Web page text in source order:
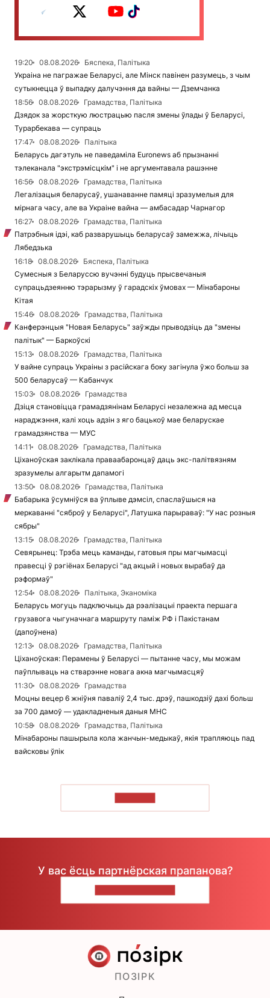
19:20 08.08.2026
Бяспека, Палітыка
Украіна не пагражае Беларусі, але Мінск павінен разумець, з чым
сутыкнецца ў выпадку далучэння да вайны — Дземчанка
18:56
08.08.2026
Грамадства, Палітыка
Дзядок за жорсткую люстрацыю пасля змены ўлады ў Беларусі,
Турарбекава — супраць
17:47
08.08.2026
Палітыка
Беларусь дагэтуль не паведаміла Euronews аб прызнанні
тэлеканала "экстрэмісцкім" і не аргументавала рашэнне
16:56
08.08.2026
Грамадства, Палітыка
Легалізацыя беларусаў, ушанаванне памяці зразумелыя для
мірнага часу, але ва Украіне вайна — амбасадар Чарнагор
16:27
08.08.2026
Грамадства, Палітыка
Патрэбныя ідэі, каб разварушыць беларусаў замежжа, лічыць
Лябедзька
16:18
08.08.2026
Бяспека, Палітыка
Сумесныя з Беларуссю вучэнні будуць прысвечаныя
супрацьдзеянню тэрарызму ў гарадскіх ўмовах — Мінабароны
Кітая
15:46
08.08.2026
Грамадства, Палітыка
Канферэнцыя "Новая Беларусь" заўжды прыводзіць да "змены
палітык" — Баркоўскі
15:13
08.08.2026
Грамадства, Палітыка
У вайне супраць Украіны з расійскага боку загінула ўжо больш за
500 беларусаў — Кабанчук
15:03
08.08.2026
Грамадства
Дзіця становіцца грамадзянінам Беларусі незалежна ад месца
нараджэння, калі хоць адзін з яго бацькоў мае беларускае
грамадзянства — МУС
14:11
08.08.2026
Грамадства, Палітыка
Ціханоўская заклікала праваабаронцаў даць экс-палітвязням
зразумелы алгарытм дапамогі
13:50
08.08.2026
Грамадства, Палітыка
Бабарыка ўсумніўся ва ўплыве дэмсіл, спаслаўшыся на
меркаванні "сяброў у Беларусі", Латушка парыраваў: "У нас розныя
сябры"
13:15
08.08.2026
Грамадства, Палітыка
Севярынец: Трэба мець каманды, гатовыя пры магчымасці
правесці ў рэгіёнах Беларусі "ад акцый і новых вырабаў да
рэформаў"
12:54
08.08.2026
Палітыка, Эканоміка
Беларусь могуць падключыць да рэалізацыі праекта першага
грузавога чыгуначнага маршруту паміж РФ і Пакістанам
(дапоўнена)
12:13
08.08.2026
Грамадства, Палітыка
Ціханоўская: Перамены ў Беларусі — пытанне часу, мы можам
паўплываць на стварэнне новага акна магчымасцяў
11:30
08.08.2026
Грамадства
Моцны вецер 6 жніўня паваліў 2,4 тыс. дрэў, пашкодзіў дахі больш
за 700 дамоў — удакладненыя даныя МНС
10:58
08.08.2026
Грамадства, Палітыка
Мінабароны пашырыла кола жанчын-медыкаў, якія трапляюць пад
вайсковы ўлік
У вас ёсць партнёрская прапанова?
ПОЗІРК